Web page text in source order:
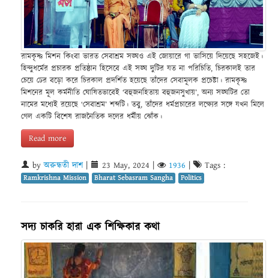
রামকৃষ্ণ মিশন কিংবা ভারত সেবাশ্রম সঙ্ঘও এই জোয়ারে গা ভাসিয়ে দিয়েছে সহজেই।
হিন্দুধর্মের প্রচারক প্রতিষ্ঠান হিসেবে এই সঙ্ঘ দুটির যত না পরিচিতি, চিরকালই তার
চেয়ে ঢের বড়ো করে চিরকাল প্রদর্শিত হয়েছে তাঁদের সেবামূলক প্রচেষ্টা। রামকৃষ্ণ
মিশনের মূল কর্মনীতি ঘোষিতভাবেই ‘বহুজনহিতায় বহুজনসুখায়’, অন্য সঙ্ঘটির তো
নামের মধ্যেই রয়েছে ‘সেবাশ্রম’ শব্দটি। তবু, তাঁদের ধর্মপ্রচারের লক্ষ্যের সঙ্গে যখন মিলে
গেল একটি বিশেষ রাজনৈতিক দলের ধর্মীয় ঝোঁক।
Read more
byঅরুন্ধতী দাশ| 23 May, 2024 1936 Tags :
Ramkrishna Mission Bharat Sebasram Sangha Politics
সদ্য চাকরি হারা এক শিক্ষিকার কথা